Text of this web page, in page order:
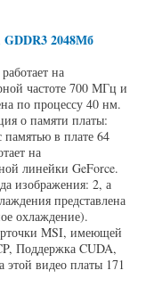
GDDR3 2048Мб
на
частоте 700 МГц и
по процессу 40 нм.
о памяти платы:
в плате 64
на
линейки GeForce.
изображения: 2, а
представлена
охлаждение).
MSI, имеющей
Поддержка CUDA,
видео платы 171